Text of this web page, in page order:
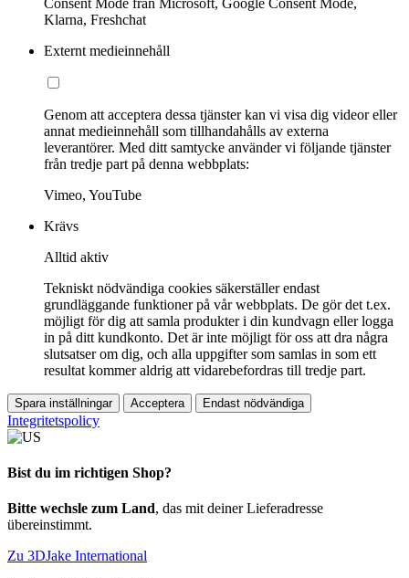
Klarna, Freshchat
Externt medieinnehåll
Genom att acceptera dessa tjänster kan vi visa dig videor eller
annat medieinnehåll som tillhandahålls av externa
leverantörer. Med ditt samtycke använder vi följande tjänster
från tredje part på denna webbplats:
Vimeo, YouTube
Krävs
Alltid aktiv
Tekniskt nödvändiga cookies säkerställer endast
grundläggande funktioner på vår webbplats. De gör det t.ex.
möjligt för dig att samla produkter i din kundvagn eller logga
in på ditt kundkonto. Det är inte möjligt för oss att dra några
slutsatser om dig, och alla uppgifter som samlas in som ett
resultat kommer aldrig att vidarebefordras till tredje part.
Spara inställningar Acceptera Endast nödvändiga
Integritetspolicy
Bist du im richtigen Shop?
Bitte wechsle zum Land, das mit deiner Lieferadresse
übereinstimmt.
Zu 3DJake International